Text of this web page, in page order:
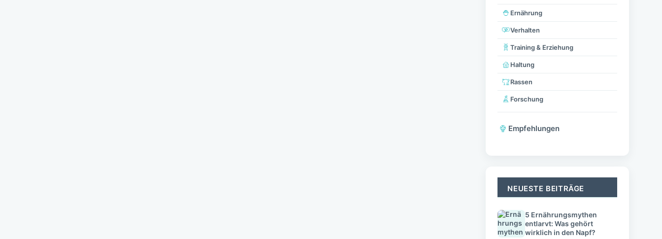
Ernährung
Verhalten
Training & Erziehung
Haltung
Rassen
Forschung
Empfehlungen
NEUESTE BEITRÄGE
5 Ernährungsmythen
entlarvt: Was gehört
wirklich in den Napf?